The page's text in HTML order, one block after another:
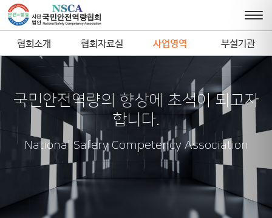
협회소개 협회자료실 사업영역 부설기관
국민안전역량의 향상에 초석이 되고자
합니다.
National Safery Competency Association